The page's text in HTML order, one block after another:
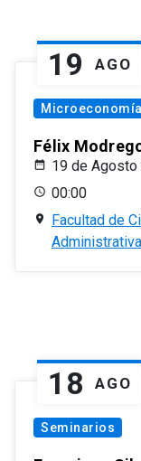
19 AGO
Félix
19 de
00:00
Facultad de
18 AGO
Seminarios